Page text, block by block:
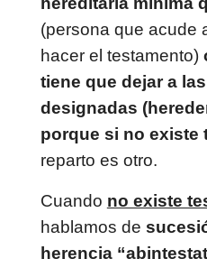
(persona que acude
hacer el testamento)
tiene que dejar a
designadas
porque si no existe
reparto es otro.
Cuando no existe
hablamos de
herencia